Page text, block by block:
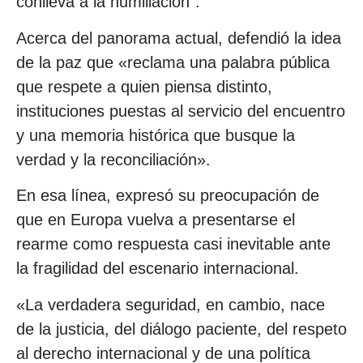
Acerca del panorama actual, defendió la idea
de la paz que «reclama una palabra pública
que respete a quien piensa distinto,
instituciones puestas al servicio del encuentro
y una memoria histórica que busque la
verdad y la reconciliación».
En esa línea, expresó su preocupación de
que en Europa vuelva a presentarse el
rearme como respuesta casi inevitable ante
la fragilidad del escenario internacional.
«La verdadera seguridad, en cambio, nace
de la justicia, del diálogo paciente, del respeto
al derecho internacional y de una política